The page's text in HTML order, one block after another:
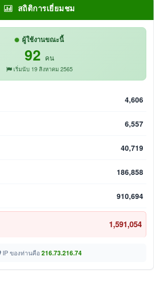
สถิติการเยี่ยมชม
ผู้ใช้งานขณะนี้
92 คน
เริ่มนับ 19 สิงหาคม 2565
4,606
6,557
40,719
186,858
910,694
1,591,054
IP ของท่านคือ 216.73.216.74